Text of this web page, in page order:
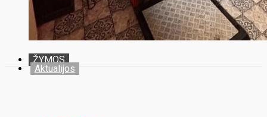
ŽYMOS
Aktualijos